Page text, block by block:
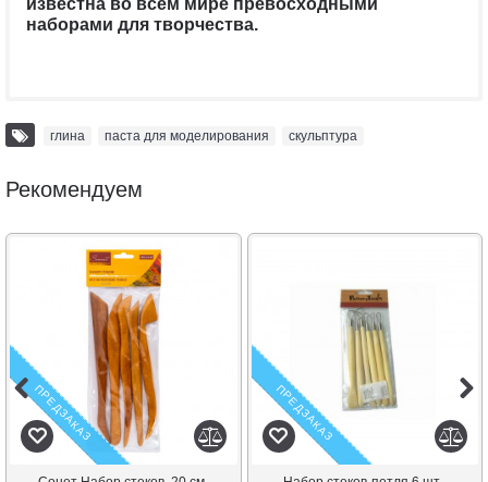
известна во всем мире превосходными
наборами для творчества.
глина паста для моделирования скульптура
Рекомендуем
ПРЕДЗАКАЗ ПРЕДЗАКАЗ